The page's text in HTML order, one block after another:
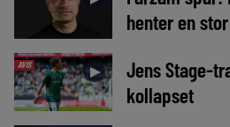
henter en
AVIS ►
Jens Stage-
kollapset